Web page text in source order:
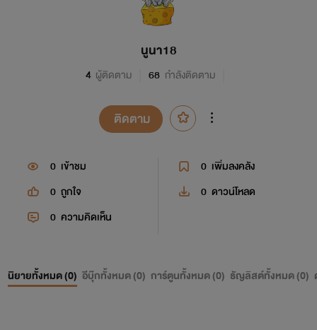
นูนา18
4 ผู้ติดตาม 68 กำลังติดตาม
ติดตาม
0 เข้าชม 0 เพิ่มลงคลัง
0 ถูกใจ 0 ดาวน์โหลด
0 ความคิดเห็น
นิยายทั้งหมด (0) อีบุ๊กทั้งหมด (0) การ์ตูนทั้งหมด (0) ธัญลิสต์ทั้งหมด (0)